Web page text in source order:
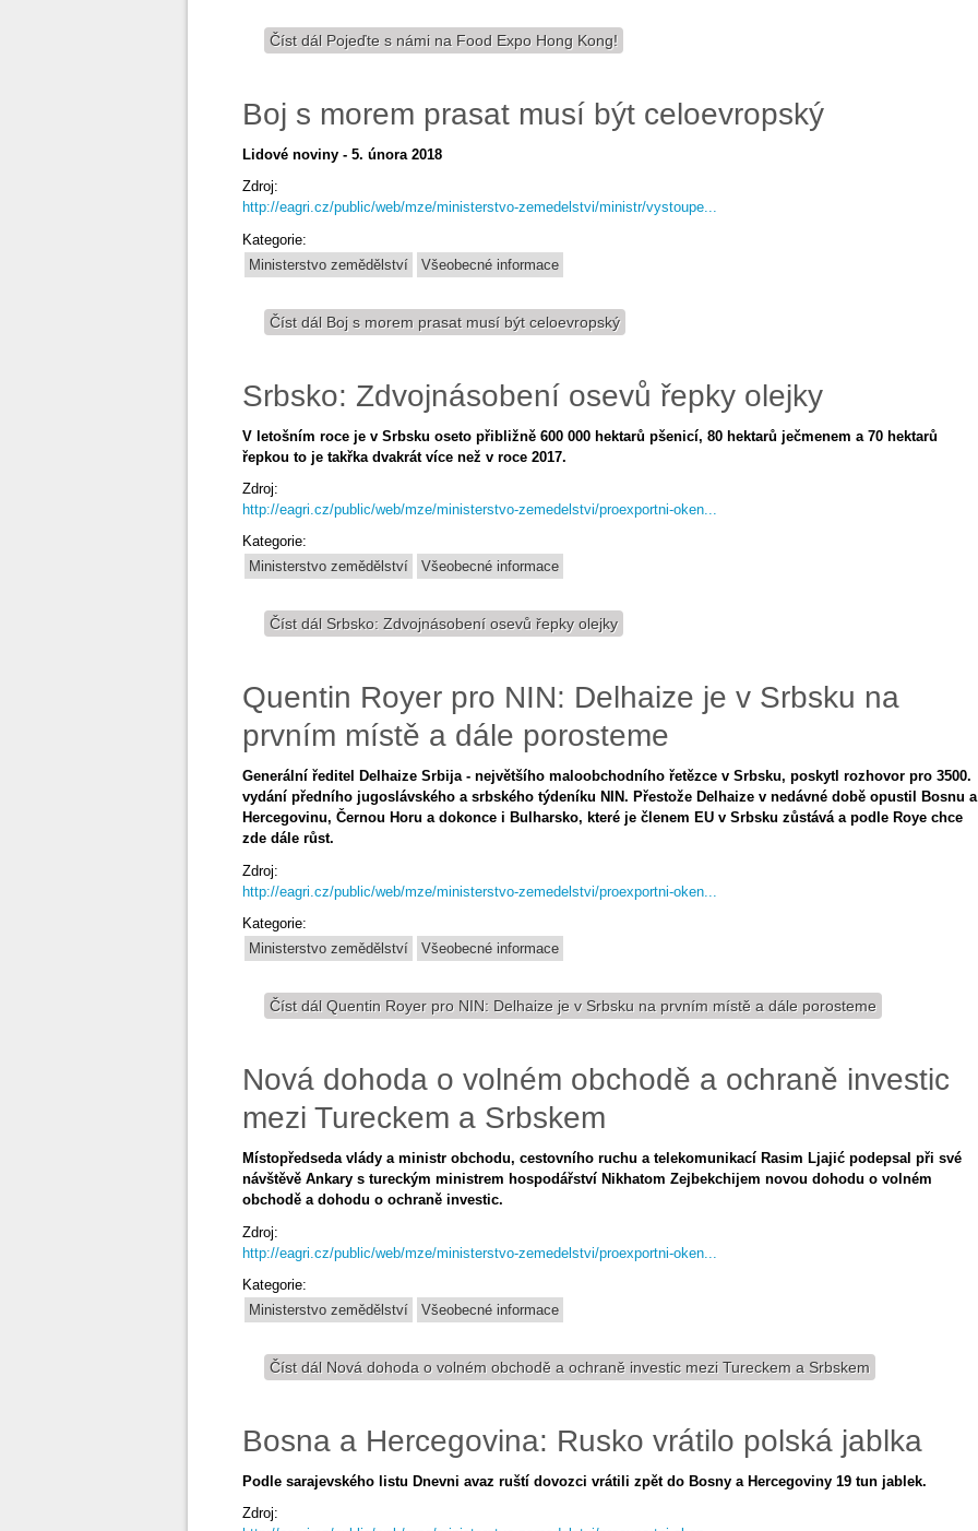
Číst dál Pojeďte s námi na Food Expo Hong Kong!
Boj s morem prasat musí být celoevropský
Lidové noviny - 5. února 2018
Zdroj:
http://eagri.cz/public/web/mze/ministerstvo-zemedelstvi/ministr/vystoupe...
Kategorie:
Ministerstvo zemědělství
Všeobecné informace
Číst dál Boj s morem prasat musí být celoevropský
Srbsko: Zdvojnásobení osevů řepky olejky
V letošním roce je v Srbsku oseto přibližně 600 000 hektarů pšenicí, 80 hektarů ječmenem a 70 hektarů
řepkou to je takřka dvakrát více než v roce 2017.
Zdroj:
http://eagri.cz/public/web/mze/ministerstvo-zemedelstvi/proexportni-oken...
Kategorie:
Ministerstvo zemědělství
Všeobecné informace
Číst dál Srbsko: Zdvojnásobení osevů řepky olejky
Quentin Royer pro NIN: Delhaize je v Srbsku na
prvním místě a dále porosteme
Generální ředitel Delhaize Srbija - největšího maloobchodního řetězce v Srbsku, poskytl rozhovor pro 3500.
vydání předního jugoslávského a srbského týdeníku NIN. Přestože Delhaize v nedávné době opustil Bosnu a
Hercegovinu, Černou Horu a dokonce i Bulharsko, které je členem EU v Srbsku zůstává a podle Roye chce
zde dále růst.
Zdroj:
http://eagri.cz/public/web/mze/ministerstvo-zemedelstvi/proexportni-oken...
Kategorie:
Ministerstvo zemědělství
Všeobecné informace
Číst dál Quentin Royer pro NIN: Delhaize je v Srbsku na prvním místě a dále porosteme
Nová dohoda o volném obchodě a ochraně investic
mezi Tureckem a Srbskem
Místopředseda vlády a ministr obchodu, cestovního ruchu a telekomunikací Rasim Ljajić podepsal při své
návštěvě Ankary s tureckým ministrem hospodářství Nikhatom Zejbekchijem novou dohodu o volném
obchodě a dohodu o ochraně investic.
Zdroj:
http://eagri.cz/public/web/mze/ministerstvo-zemedelstvi/proexportni-oken...
Kategorie:
Ministerstvo zemědělství
Všeobecné informace
Číst dál Nová dohoda o volném obchodě a ochraně investic mezi Tureckem a Srbskem
Bosna a Hercegovina: Rusko vrátilo polská jablka
Podle sarajevského listu Dnevni avaz ruští dovozci vrátili zpět do Bosny a Hercegoviny 19 tun jablek.
Zdroj: